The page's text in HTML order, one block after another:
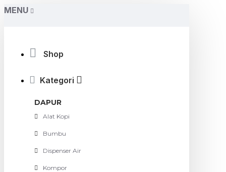
MENU
Shop
Kategori
DAPUR
Alat Kopi
Bumbu
Dispenser Air
Kompor